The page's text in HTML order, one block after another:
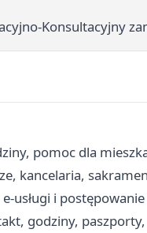
Konsultacyjny
pomoc dla
kancelaria,
usługi i postępowanie
godziny,